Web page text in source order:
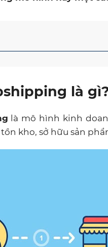
là
là mô hình kinh
kho, sở hữu sản